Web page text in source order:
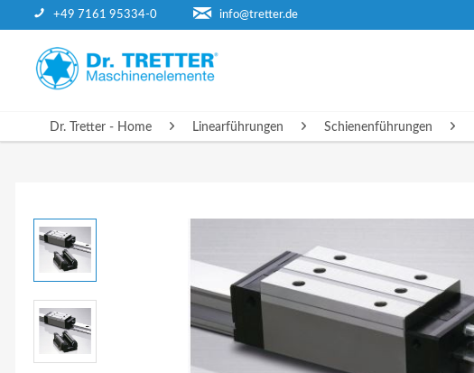
+49 7161 95334-0 info@tretter.de
Dr. Tretter - Home Linearführungen Schienenführungen
DR. TRETTER - HOME